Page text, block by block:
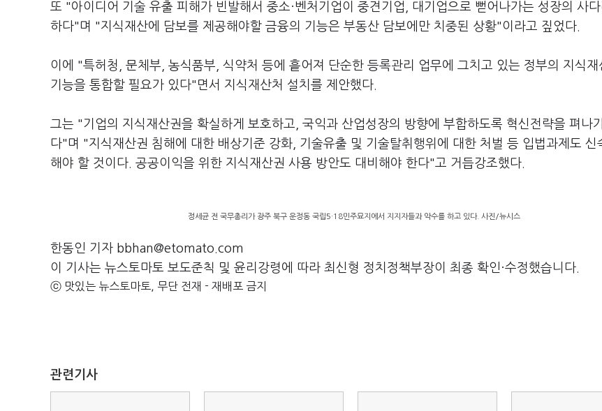
또 "아이디어 기술 유출 피해가 빈발해서 중소·벤처기업이 중견기업, 대기업으로 뻗어나가는 성장의 사
하다"며 "지식재산에 담보를 제공해야할 금융의 기능은 부동산 담보에만 치중된 상황"이라고 짚었다.
이에 "특허청, 문체부, 농식품부, 식약처 등에 흩어져 단순한 등록관리 업무에 그치고 있는 정부의 지식재
기능을 통합할 필요가 있다"면서 지식재산처 설치를 제안했다.
그는 "기업의 지식재산권을 확실하게 보호하고, 국익과 산업성장의 방향에 부합하도록 혁신전략을 펴나
다"며 "지식재산권 침해에 대한 배상기준 강화, 기술유출 및 기술탈취행위에 대한 처벌 등 입법과제도 신
해야 할 것이다. 공공이익을 위한 지식재산권 사용 방안도 대비해야 한다"고 거듭강조했다.
정세균 전 국무총리가 광주 북구 운정동 국립5·18민주묘지에서 지지자들과 악수를 하고 있다. 사진/뉴시스
한동인 기자 bbhan@etomato.com
이 기사는 뉴스토마토 보도준칙 및 윤리강령에 따라 최신형 정치정책부장이 최종 확인·수정했습니다.
ⓒ 맛있는 뉴스토마토, 무단 전재 - 재배포 금지
관련기사